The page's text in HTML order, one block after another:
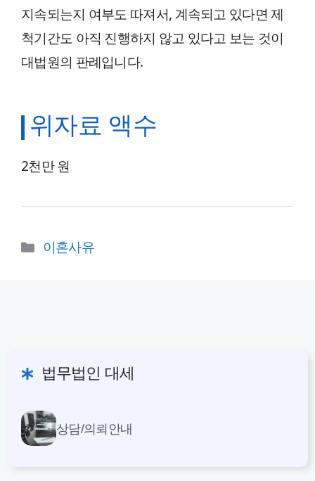
지속되는지 여부도 따져서, 계속되고 있다면 제
척기간도 아직 진행하지 않고 있다고 보는 것이
대법원의 판례입니다.
위자료 액수
2천만 원
카
이혼사유
법무법인 대세
상담/의뢰안내